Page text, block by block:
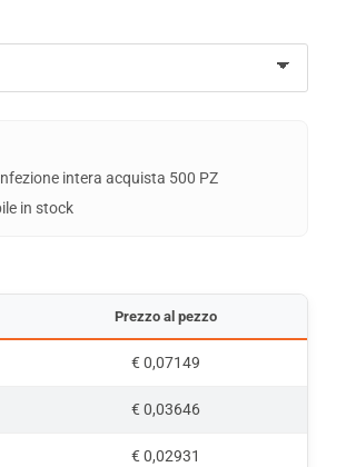
intera acquista 500 PZ
in stock
Prezzo al pezzo
€ 0,07149
€ 0,03646
€ 0,02931